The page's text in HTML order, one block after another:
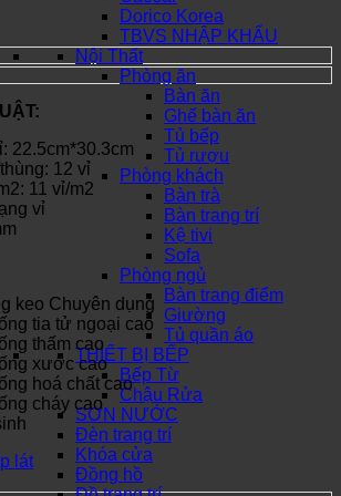
Dorico Korea
TBVS NHẬP KHẨU
Nội Thất
Phòng ăn
Bàn ăn
Ghế bàn ăn
Tủ bếp
Tủ rượu
Phòng khách
Bàn trà
Bàn trang trí
Kệ tivi
Sofa
Phòng ngủ
Bàn trang điểm
Giường
Tủ quần áo
THIẾT BỊ BẾP
Bếp Từ
Chậu Rửa
SƠN NƯỚC
Đèn trang trí
Khóa cửa
Đồng hồ
22.5cm*30.3cm
12 vỉ
11 vỉ/m2
vỉ
keo Chuyên dụng
tia tử ngoại cao
thấm cao
xước cao
hoá chất cao
cháy cao
lát